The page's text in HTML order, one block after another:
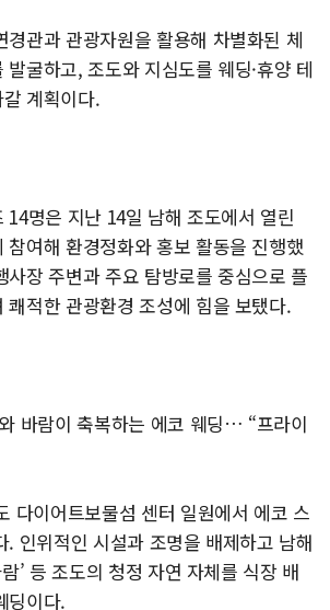
경관과 관광자원을 활용해 차별화된 체
굴하고, 조도와 지심도를 웨딩·휴양 테
계획이다.
14명은 지난 14일 남해 조도에서 열린
참여해 환경정화와 홍보 활동을 진행했
사장 주변과 주요 탐방로를 중심으로 플
쾌적한 관광환경 조성에 힘을 보탰다.
바람이 축복하는 에코 웨딩… “프라이
다이어트보물섬 센터 일원에서 에코 스
. 인위적인 시설과 조명을 배제하고 남해
람’ 등 조도의 청정 자연 자체를 식장 배
딩이다.